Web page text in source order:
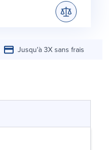
Jusqu'à 3X sans frais